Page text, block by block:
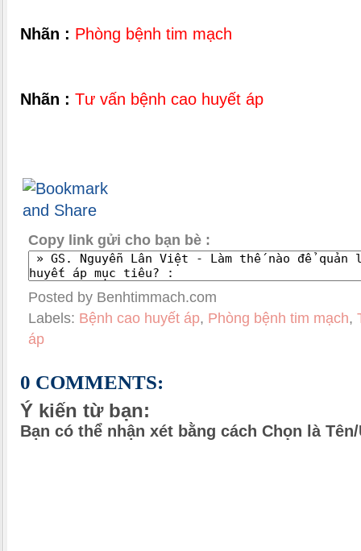
Nhãn : Phòng bệnh tim mạch
Nhãn : Tư vấn bệnh cao huyết áp
Copy link gửi cho bạn bè :
Posted by Benhtimmach.com
Labels: Bệnh cao huyết áp, Phòng bệnh tim mạch,
áp
0 COMMENTS:
Ý kiến từ bạn:
Bạn có thể nhận xét bằng cách Chọn là